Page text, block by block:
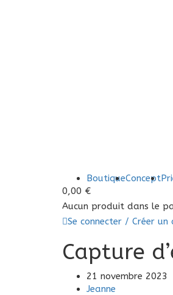
BoutiqueConcept
0,00 €
Aucun produit dans le
Se connecter / Créer un
Capture
21 novembre 2023
Jeanne